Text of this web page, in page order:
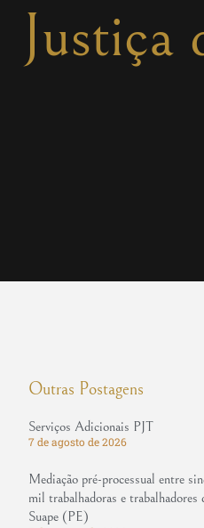
Justiça
Outras Postagens
Serviços Adicionais PJT
7 de agosto de 2026
Mediação pré-processual entre
mil trabalhadoras e trabalhadores
Suape (PE)